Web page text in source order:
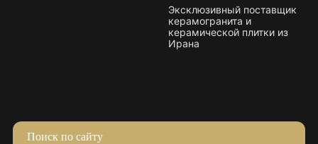
Эксклюзивный поставщик
керамогранита и
керамической плитки из
Ирана
Поиск по сайту